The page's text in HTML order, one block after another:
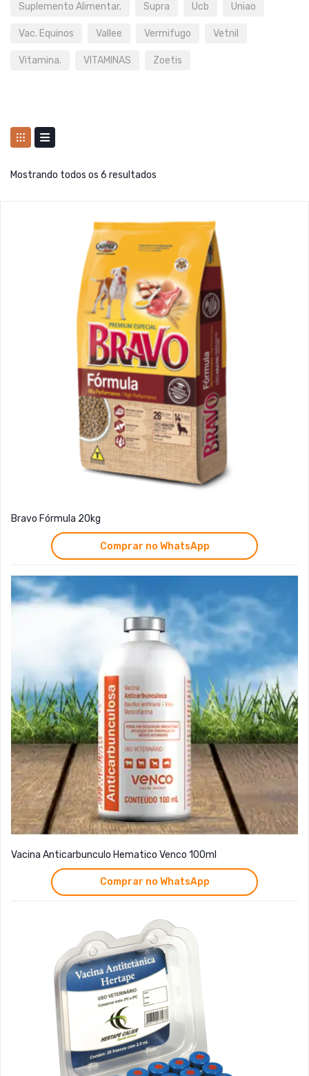
Suplemento Alimentar. Supra Ucb Uniao
Vac. Equinos Vallee Vermifugo Vetnil
Vitamina. VITAMINAS Zoetis
Mostrando todos os 6 resultados
Bravo Fórmula 20kg
Comprar no WhatsApp
Vacina Anticarbunculo Hematico Venco 100ml
Comprar no WhatsApp